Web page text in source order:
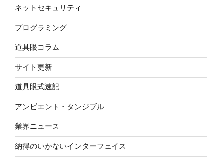
ネットセキュリティ
プログラミング
道具眼コラム
サイト更新
道具眼式速記
アンビエント・タンジブル
業界ニュース
納得のいかないインターフェイス